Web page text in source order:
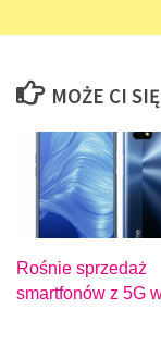
MOŻE CI
Rośnie sprzedaż
smartfonów z 5G